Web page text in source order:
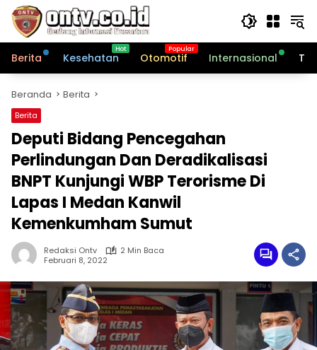
Langsung
konten
Berita
Kesehatan Otomotif Internasional
Beranda Berita
Berita
Deputi Bidang Pencegahan
Perlindungan Dan Deradikalisasi
BNPT Kunjungi WBP Terorisme Di
Lapas I Medan Kanwil
Kemenkumham Sumut
Redaksi Ontv
2 Min Baca
Februari 8, 2022